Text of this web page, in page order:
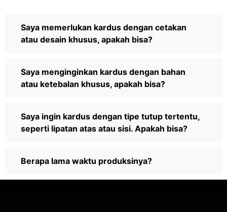
Saya memerlukan kardus dengan cetakan
atau desain khusus, apakah bisa?
Saya menginginkan kardus dengan bahan
atau ketebalan khusus, apakah bisa?
Saya ingin kardus dengan tipe tutup tertentu,
seperti lipatan atas atau sisi. Apakah bisa?
Berapa lama waktu produksinya?